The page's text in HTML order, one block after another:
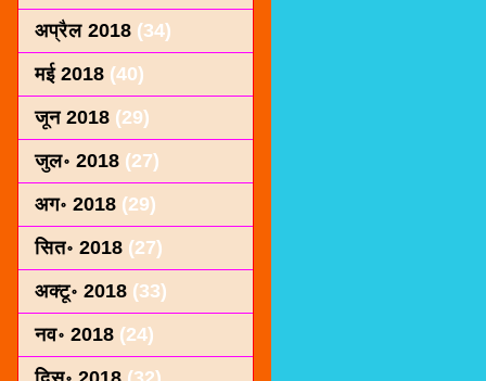
अप्रैल 2018 (34)
मई 2018 (40)
जून 2018 (29)
जुल॰ 2018 (27)
अग॰ 2018 (29)
सित॰ 2018 (27)
अक्टू॰ 2018 (33)
नव॰ 2018 (24)